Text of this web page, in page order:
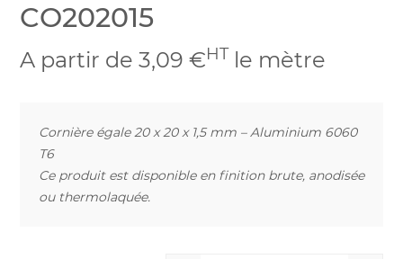
CO202015
A partir de 3,09 €HT le mètre
Cornière égale 20 x 20 x 1,5 mm – Aluminium 6060
T6
Ce produit est disponible en finition brute, anodisée
ou thermolaquée.